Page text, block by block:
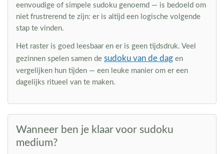
eenvoudige of simpele sudoku genoemd — is bedoeld om
niet frustrerend te zijn: er is altijd een logische volgende
stap te vinden.
Het raster is goed leesbaar en er is geen tijdsdruk. Veel
gezinnen spelen samen de sudoku van de dag en
vergelijken hun tijden — een leuke manier om er een
dagelijks ritueel van te maken.
Wanneer ben je klaar voor sudoku
medium?